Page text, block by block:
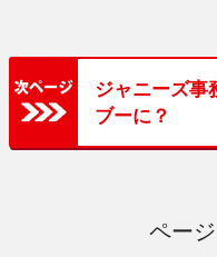
ジャニーズ事
ブーに？
ペー